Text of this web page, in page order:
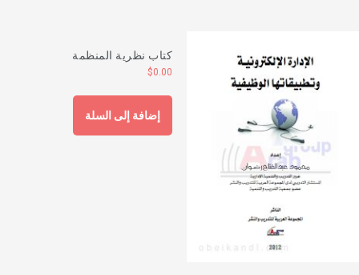
كتاب نظرية المنظمة
$0.00
إضافة إلى السلة